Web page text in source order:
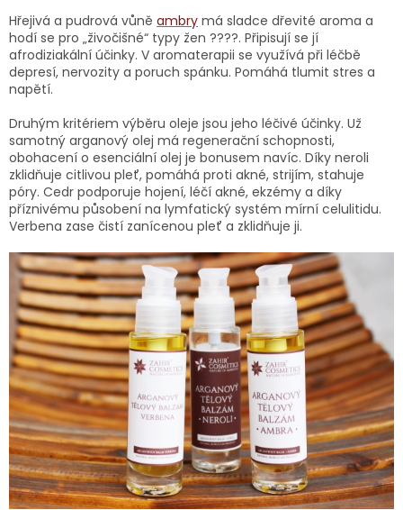
Hřejivá a pudrová vůně ambry má sladce dřevité aroma a
hodí se pro „živočišné“ typy žen ????. Připisují se jí
afrodiziakální účinky. V aromaterapii se využívá při léčbě
depresí, nervozity a poruch spánku. Pomáhá tlumit stres a
napětí.
Druhým kritériem výběru oleje jsou jeho léčivé účinky. Už
samotný arganový olej má regenerační schopnosti,
obohacení o esenciální olej je bonusem navíc. Díky neroli
zklidňuje citlivou pleť, pomáhá proti akné, strijím, stahuje
póry. Cedr podporuje hojení, léčí akné, ekzémy a díky
příznivému působení na lymfatický systém mírní celulitidu.
Verbena zase čistí zanícenou pleť a zklidňuje ji.